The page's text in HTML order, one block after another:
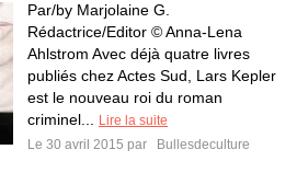
Par/by Marjolaine G.
Rédactrice/Editor © Anna-Lena
Ahlstrom Avec déjà quatre livres
publiés chez Actes Sud, Lars Kepler
est le nouveau roi du roman
criminel...
Lire la suite
Le 30 avril 2015 par
Bullesdeculture